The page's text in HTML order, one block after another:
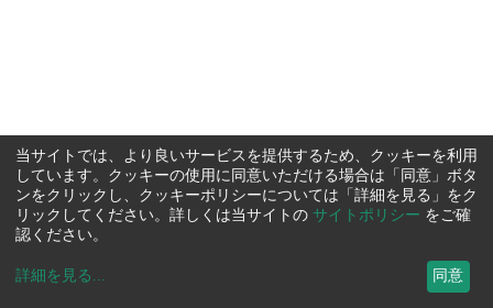
当サイトでは、より良いサービスを提供するため、クッキーを利用
しています。クッキーの使用に同意いただける場合は「同意」ボタ
ンをクリックし、クッキーポリシーについては「詳細を見る」をク
リックしてください。詳しくは当サイトの サイトポリシー をご確
認ください。
詳細を見る ... 同意